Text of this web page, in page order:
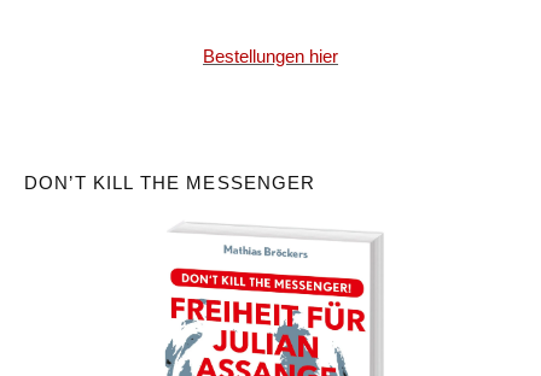
Bestellungen hier
DON’T KILL THE MESSENGER